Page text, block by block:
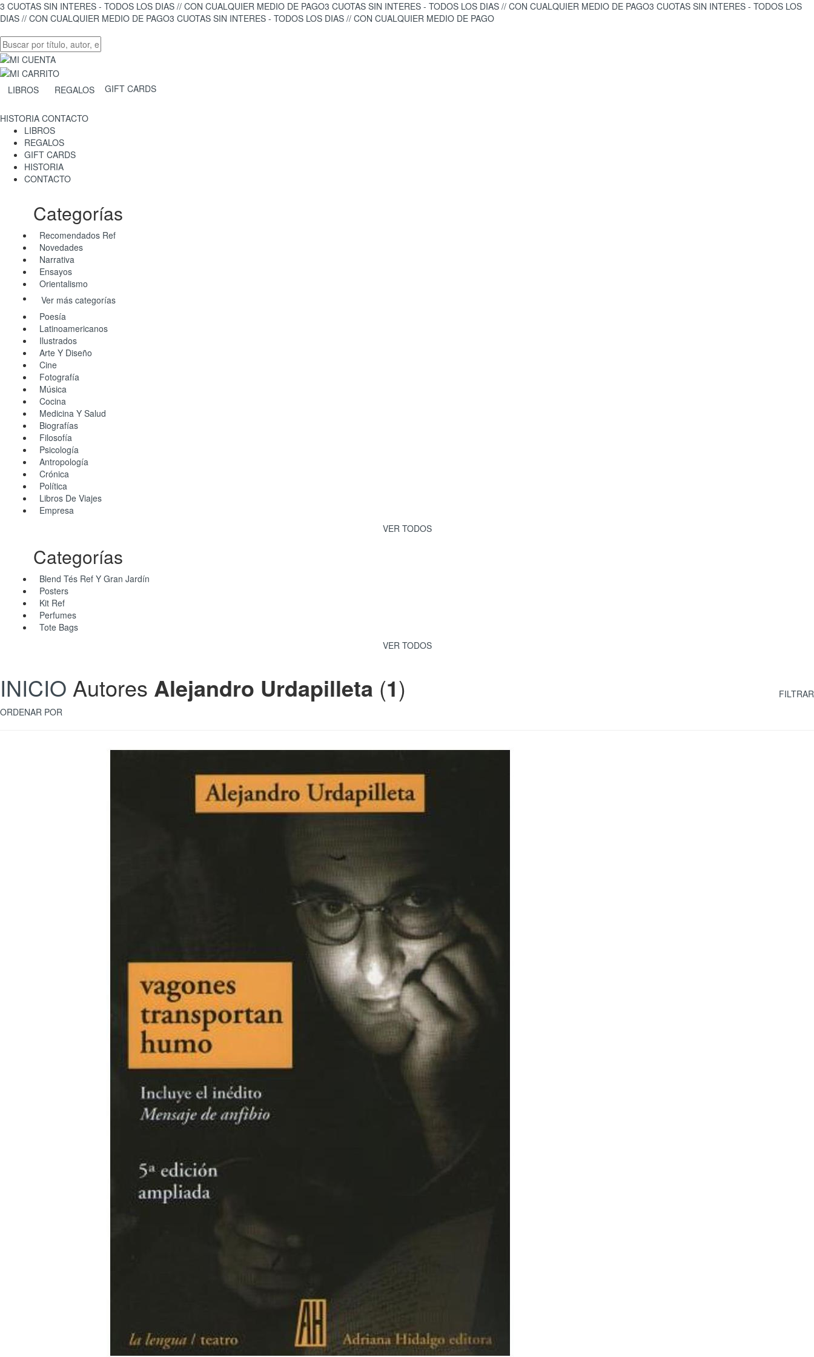
3 CUOTAS SIN INTERES - TODOS LOS DIAS // CON CUALQUIER MEDIO DE PAGO3 CUOTAS SIN INTERES - TODOS LOS DIAS // CON CUALQUIER MEDIO DE PAGO3 CUOTAS SIN INTERES - TODOS LOS
DIAS // CON CUALQUIER MEDIO DE PAGO3 CUOTAS SIN INTERES - TODOS LOS DIAS // CON CUALQUIER MEDIO DE PAGO
LIBROS REGALOS GIFT CARDS
HISTORIA CONTACTO
LIBROS
REGALOS
GIFT CARDS
HISTORIA
CONTACTO
Categorías
Recomendados Ref
Novedades
Narrativa
Ensayos
Orientalismo
Ver más categorías
Poesía
Latinoamericanos
Ilustrados
Arte Y Diseño
Cine
Fotografía
Música
Cocina
Medicina Y Salud
Biografías
Filosofía
Psicología
Antropología
Crónica
Política
Libros De Viajes
Empresa
VER TODOS
Categorías
Blend Tés Ref Y Gran Jardín
Posters
Kit Ref
Perfumes
Tote Bags
VER TODOS
FILTRAR
INICIO Autores Alejandro Urdapilleta (1)
ORDENAR POR